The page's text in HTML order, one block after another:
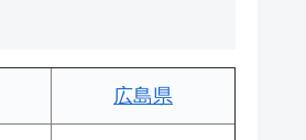
広島県